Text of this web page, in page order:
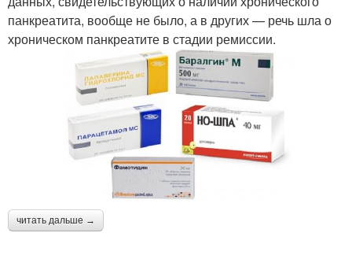
панкреатита, вообще не было, а в других — речь шла о
хроническом панкреатите в стадии ремиссии.
читать дальше →